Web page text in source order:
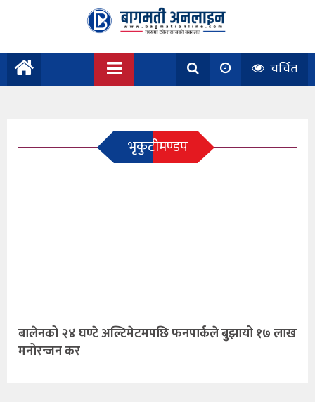
चर्चित
भृकुटीमण्डप
बालेनको २४ घण्टे अल्टिमेटमपछि फनपार्कले बुझायो १७ लाख
मनोरन्जन कर